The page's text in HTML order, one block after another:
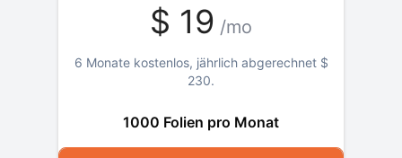
$ 19 /mo
6 Monate kostenlos, jährlich abgerechnet $
230.
1000 Folien pro Monat